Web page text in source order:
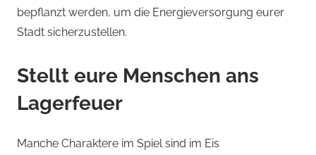
bepflanzt werden, um die Energieversorgung eurer
Stadt sicherzustellen.
Stellt eure Menschen ans
Lagerfeuer
Manche Charaktere im Spiel sind im Eis